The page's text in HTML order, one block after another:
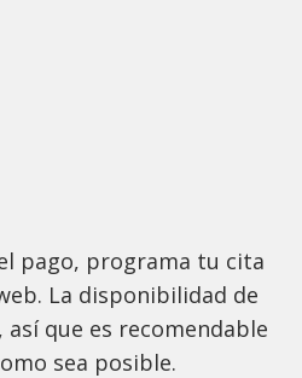
pago, programa tu cita
La disponibilidad de
que es recomendable
sea posible.